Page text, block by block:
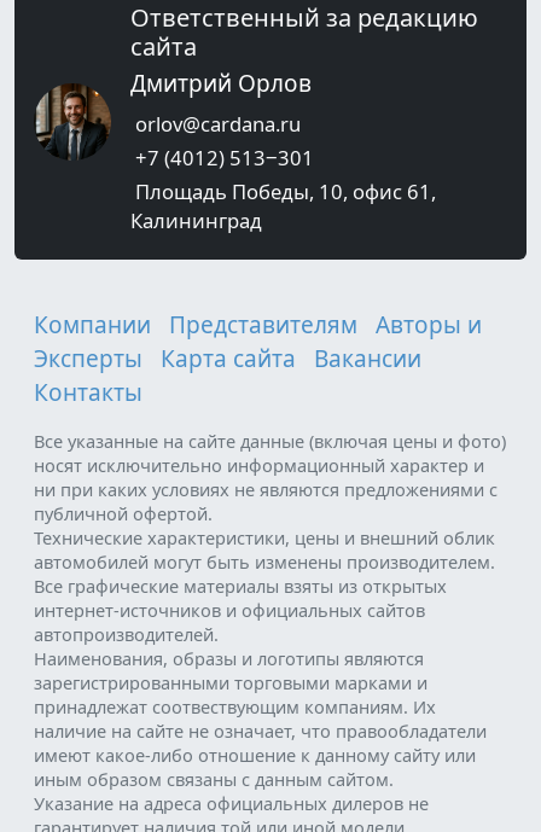
Ответственный за редакцию
сайта
Дмитрий Орлов
orlov@cardana.ru
+7 (4012) 513‒301
Площадь Победы, 10, офис 61,
Калининград
Компании Представителям
Авторы и
Эксперты
Карта сайта
Вакансии
Контакты
Все указанные на сайте данные (включая цены и фото)
носят исключительно информационный характер и
ни при каких условиях не являются предложениями с
публичной офертой.
Технические характеристики, цены и внешний облик
автомобилей могут быть изменены производителем.
Все графические материалы взяты из открытых
интернет-источников и официальных сайтов
автопроизводителей.
Наименования, образы и логотипы являются
зарегистрированными торговыми марками и
принадлежат соотвествующим компаниям. Их
наличие на сайте не означает, что правообладатели
имеют какое-либо отношение к данному сайту или
иным образом связаны с данным сайтом.
Указание на адреса официальных дилеров не